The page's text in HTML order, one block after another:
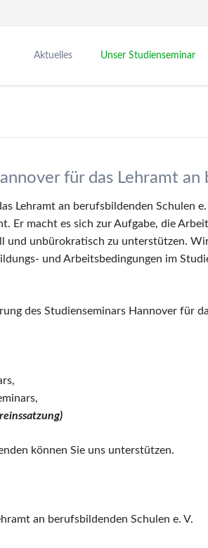
Aktuelles Unser Studienseminar
Vertrauensfachleitungen
für das Lehramt an
Lehramt an berufsbildenden Schulen e.
Er macht es sich zur Aufgabe, die
und unbürokratisch zu unterstützen.
und Arbeitsbedingungen im
des Studienseminars Hannover für
können Sie uns unterstützen.
an berufsbildenden Schulen e. V.